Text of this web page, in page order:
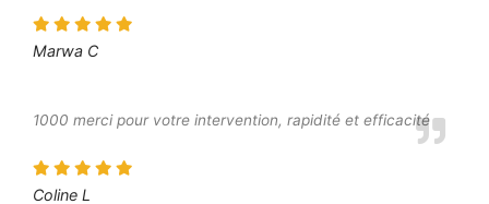
Marwa C
1000 merci pour votre intervention, rapidité et efficacité
Coline L